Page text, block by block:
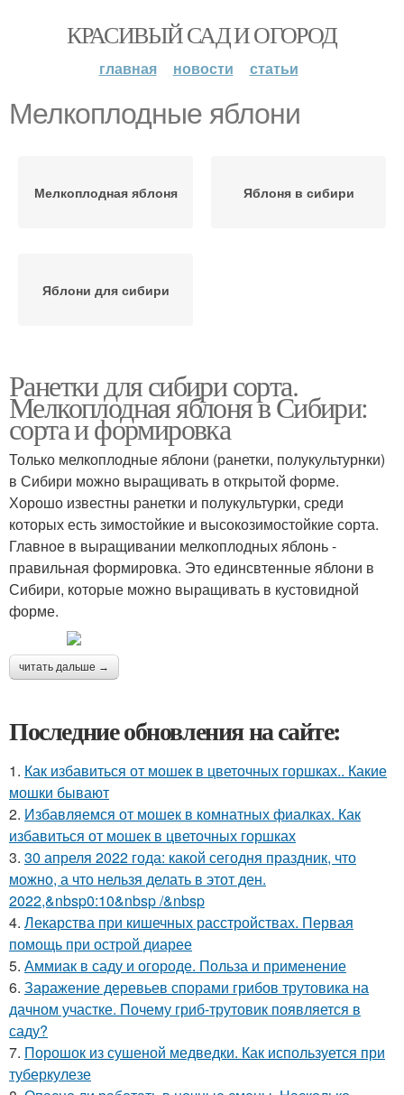
КРАСИВЫЙ САД И ОГОРОД
главная новости статьи
Мелкоплодные яблони
Мелкоплодная яблоня Яблоня в сибири
Яблони для сибири
Ранетки для сибири сорта.
Мелкоплодная яблоня в Сибири:
сорта и формировка
Только мелкоплодные яблони (ранетки, полукультурнки)
в Сибири можно выращивать в открытой форме.
Хорошо известны ранетки и полукультурки, среди
которых есть зимостойкие и высокозимостойкие сорта.
Главное в выращивании мелкоплодных яблонь -
правильная формировка. Это единсвтенные яблони в
Сибири, которые можно выращивать в кустовидной
форме.
читать дальше →
Последние обновления на сайте:
1. Как избавиться от мошек в цветочных горшках.. Какие
мошки бывают
2. Избавляемся от мошек в комнатных фиалках. Как
избавиться от мошек в цветочных горшках
3. 30 апреля 2022 года: какой сегодня праздник, что
можно, а что нельзя делать в этот ден.
2022,&nbsp0:10&nbsp /&nbsp
4. Лекарства при кишечных расстройствах. Первая
помощь при острой диарее
5. Аммиак в саду и огороде. Польза и применение
6. Заражение деревьев спорами грибов трутовика на
дачном участке. Почему гриб-трутовик появляется в
саду?
7. Порошок из сушеной медведки. Как используется при
туберкулезе